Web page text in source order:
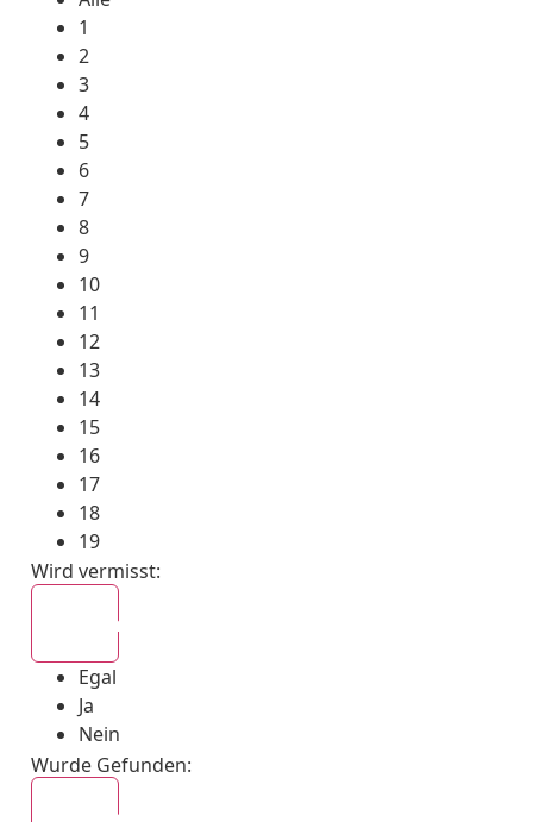
1
2
3
4
5
6
7
8
9
10
11
12
13
14
15
16
17
18
19
Wird vermisst:
Egal
Ja
Nein
Wurde Gefunden: